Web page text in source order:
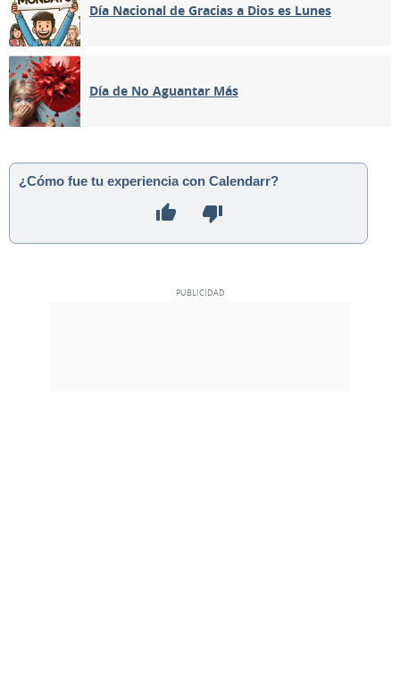
Día Nacional de Gracias a Dios es Lunes
Día de No Aguantar Más
¿Cómo fue tu experiencia con Calendarr?